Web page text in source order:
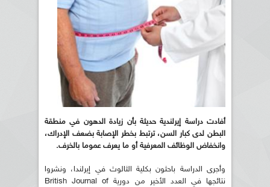
أفادت دراسة إيرلندية حديثة بأن زيادة الدهون في منطقة
البطن لدى كبار السن، ترتبط بخطر الإصابة بضعف الإدراك،
وانخفاض الوظائف المعرفية أو ما يعرف عموما بالخرف.
وأجرى الدراسة باحثون بكلية الثالوث في إيرلندا، ونشروا
نتائجها في العدد الأخير من دورية British Journal of